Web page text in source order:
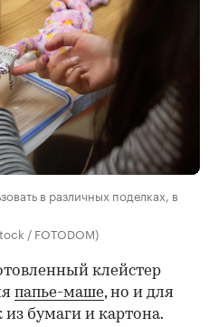
в различных поделках, в
/ FOTODOM)
клейстер
папье-маше, но и для
бумаги и картона.